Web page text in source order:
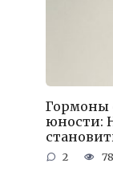
Гормоны
юности:
2